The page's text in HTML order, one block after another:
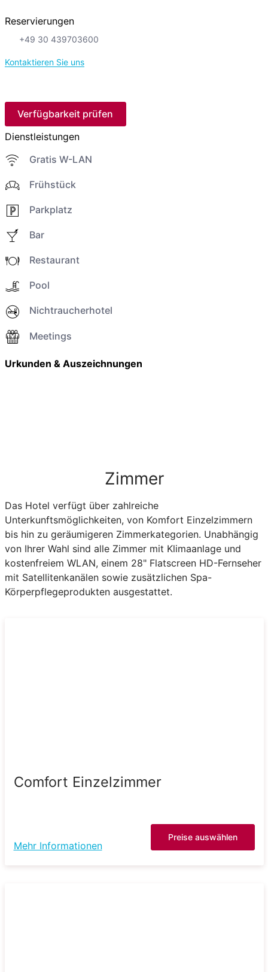
Reservierungen
+49 30 439703600
Kontaktieren Sie uns
Verfügbarkeit prüfen
Dienstleistungen
Gratis W-LAN
Frühstück
Parkplatz
Bar
Restaurant
Pool
Nichtraucherhotel
Meetings
Urkunden & Auszeichnungen
Zimmer
Das Hotel verfügt über zahlreiche
Unterkunftsmöglichkeiten, von Komfort Einzelzimmern
bis hin zu geräumigeren Zimmerkategorien. Unabhängig
von Ihrer Wahl sind alle Zimmer mit Klimaanlage und
kostenfreiem WLAN, einem 28" Flatscreen HD-Fernseher
mit Satellitenkanälen sowie zusätzlichen Spa-
Körperpflegeprodukten ausgestattet.
Comfort Einzelzimmer
Mehr Informationen
Preise auswählen